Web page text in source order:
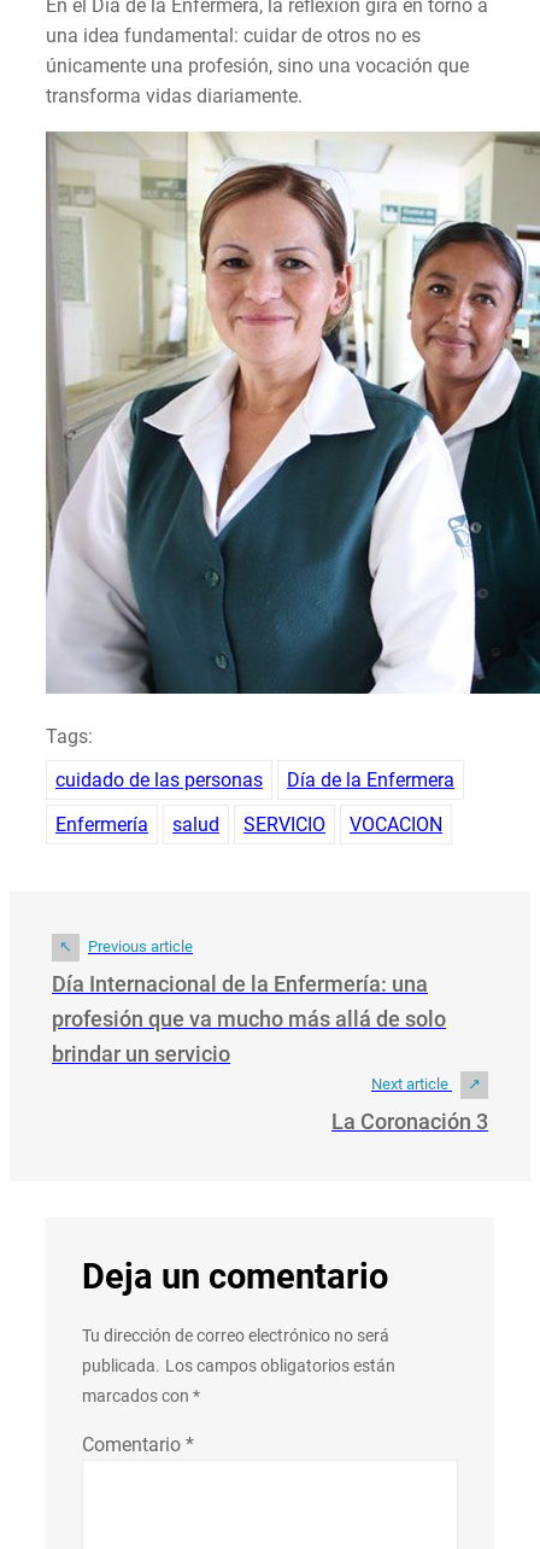
En el Día de la Enfermera, la reflexión gira en torno a
una idea fundamental: cuidar de otros no es
únicamente una profesión, sino una vocación que
transforma vidas diariamente.
Tags:
cuidado de las personas
Día de la Enfermera
Enfermería
salud SERVICIO VOCACION
Previous article
Día Internacional de la Enfermería: una
profesión que va mucho más allá de solo
brindar un servicio
Next article
La Coronación 3
Deja un comentario
Tu dirección de correo electrónico no será
publicada. Los campos obligatorios están
marcados con *
Comentario *